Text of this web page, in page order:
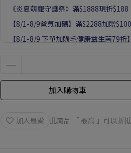
《炎夏萌寵守護祭》滿$1888現折$188
【8/1-8/9爸氣加碼】滿$2288加贈
【8/1-8/9 下單加購毛健康益生菌79折】
加入購物車
加入最愛 此商品 「 最高 」可以折